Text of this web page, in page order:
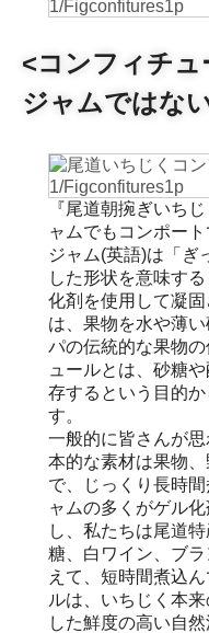
<コンフィチ
ジャムではな
『尾道朝捥ぎいち
ャムでもコンポート
ジャム(英語)は「ぎ
した形状を意味す
化剤を使用して凝
は、果物を水や薄
パの伝統的な果物
ュールとは、砂糖
存するという目的
す。
一般的に皆さんが
本的な素材は果物
で、じっくり長時
ャムの多くがゲル
し、私たちは尾道
糖、白ワイン、ブ
えて、短時間煮込
ルは、いちじく本
した鮮度の高い自